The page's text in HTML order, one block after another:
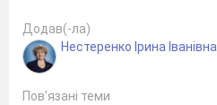
Додав(-ла)
Нестеренко Ірина Іванівна
Пов’язані теми